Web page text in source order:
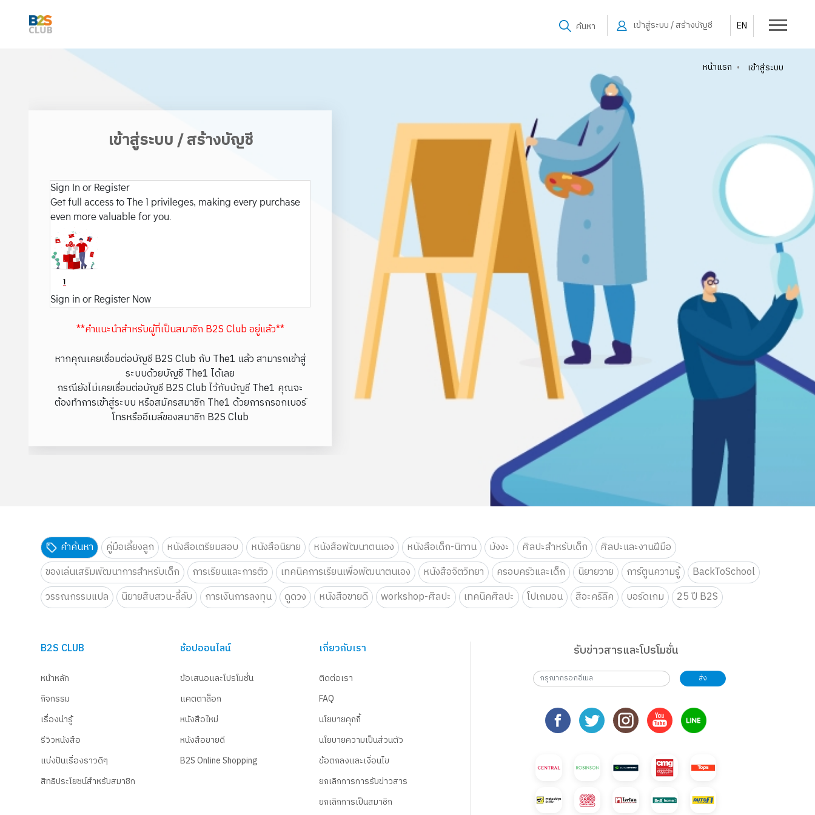
ค้นหา เข้าสู่ระบบ / สร้างบัญชี EN
หน้าแรก • เข้าสู่ระบบ
เข้าสู่ระบบ / สร้างบัญชี
Sign In or Register
Get full access to The 1 privileges, making every purchase
even more valuable for you.
Sign in or Register Now
**คำแนะนำสำหรับผู้ที่เป็นสมาชิก B2S Club อยู่แล้ว**
หากคุณเคยเชื่อมต่อบัญชี B2S Club กับ The1 แล้ว สามารถเข้าสู่
ระบบด้วยบัญชี The1 ได้เลย
กรณียังไม่เคยเชื่อมต่อบัญชี B2S Club ไว้กับบัญชี The1 คุณจะ
ต้องทำการเข้าสู่ระบบ หรือสมัครสมาชิก The1 ด้วยการกรอกเบอร์
โทรหรืออีเมล์ของสมาชิก B2S Club
คำค้นหา คู่มือเลี้ยงลูก หนังสือเตรียมสอบ หนังสือนิยาย หนังสือพัฒนาตนเอง หนังสือเด็ก-นิทาน มังงะ ศิลปะสำหรับเด็ก
ศิลปะและงานฝีมือ
ของเล่นเสริมพัฒนาการสำหรับเด็ก
การเรียนและการติว เทคนิคการเรียนเพื่อพัฒนาตนเอง หนังสือจิตวิทยา ครอบครัวและเด็ก นิยายวาย การ์ตูนความรู้
BackToSchool
วรรณกรรมแปล
นิยายสืบสวน-ลี้ลับ การเงินการลงทุน ดูดวง หนังสือขายดี workshop-ศิลปะ เทคนิคศิลปะ โปเกมอน สีอะคริลิค บอร์ดเกม 25 ปี B2S
B2S CLUB
หน้าหลัก
กิจกรรม
เรื่องน่ารู้
รีวิวหนังสือ
แบ่งปันเรื่องราวดีๆ
สิทธิประโยชน์สำหรับสมาชิก
ช้อปออนไลน์
ข้อเสนอและโปรโมชั่น
แคตตาล็อก
หนังสือใหม่
หนังสือขายดี
B2S Online Shopping
เกี่ยวกับเรา
ติดต่อเรา
FAQ
นโยบายคุกกี้
นโยบายความเป็นส่วนตัว
ข้อตกลงและเงื่อนไข
ยกเลิกการการรับข่าวสาร
ยกเลิกการเป็นสมาชิก
รับข่าวสารและโปรโมชั่น
ส่ง